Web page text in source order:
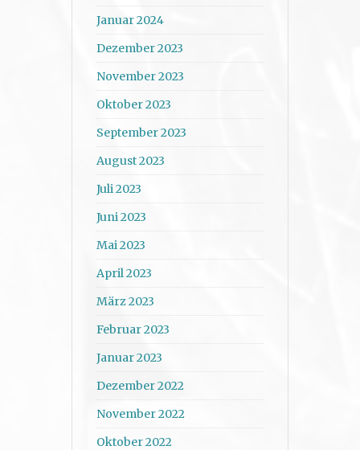
Januar 2024
Dezember 2023
November 2023
Oktober 2023
September 2023
August 2023
Juli 2023
Juni 2023
Mai 2023
April 2023
März 2023
Februar 2023
Januar 2023
Dezember 2022
November 2022
Oktober 2022